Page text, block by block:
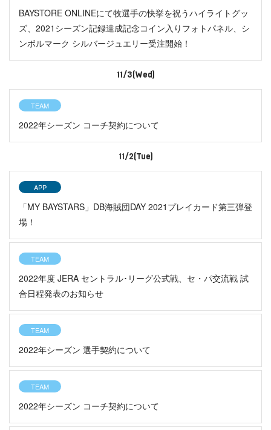
BAYSTORE ONLINEにて牧選手の快挙を祝うハイライトグッ
ズ、2021シーズン記録達成記念コイン入りフォトパネル、シ
ンボルマーク シルバージュエリー受注開始！
11/3(Wed)
TEAM
2022年シーズン コーチ契約について
11/2(Tue)
APP
「MY BAYSTARS」DB海賊団DAY 2021プレイカード第三弾登
場！
TEAM
2022年度 JERA セントラル･リーグ公式戦、セ・パ交流戦 試
合日程発表のお知らせ
TEAM
2022年シーズン 選手契約について
TEAM
2022年シーズン コーチ契約について